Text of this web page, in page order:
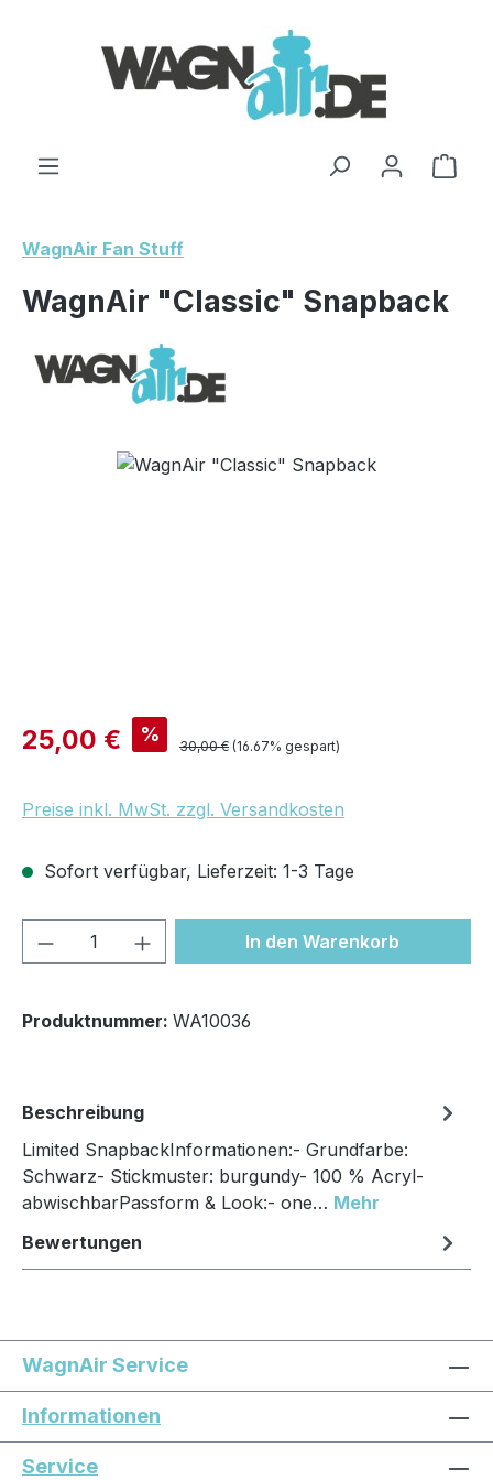
WagnAir Fan Stuff
WagnAir "Classic" Snapback
Bildergalerie überspringen
Verkaufspreis:
25,00 € % Regulärer Preis:
30,00 € (16.67% gespart)
Preise inkl. MwSt. zzgl. Versandkosten
Sofort verfügbar, Lieferzeit: 1-3 Tage
Produkt Anzahl: Gib denIn den Warenkorb
Produktnummer: WA10036
Beschreibung
Limited SnapbackInformationen:- Grundfarbe:
Schwarz- Stickmuster: burgundy- 100 % Acryl-
abwischbarPassform & Look:- one… Mehr
Bewertungen
WagnAir Service
Informationen
Service